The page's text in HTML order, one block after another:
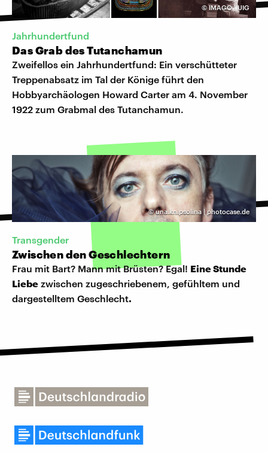
©IMAGO | UIG
Jahrhundertfund
Das Grab des Tutanchamun
Zweifellos ein Jahrhundertfund: Ein verschütteter
Treppenabsatz im Tal der Könige führt den
Hobbyarchäologen Howard Carter am 4. November
1922 zum Grabmal des Tutanchamun.
©una.knipsolina | photocase.de
Transgender
Zwischen den Geschlechtern
Frau mit Bart? Mann mit Brüsten? Egal! Eine Stunde
Liebe zwischen zugeschriebenem, gefühltem und
dargestelltem Geschlecht.